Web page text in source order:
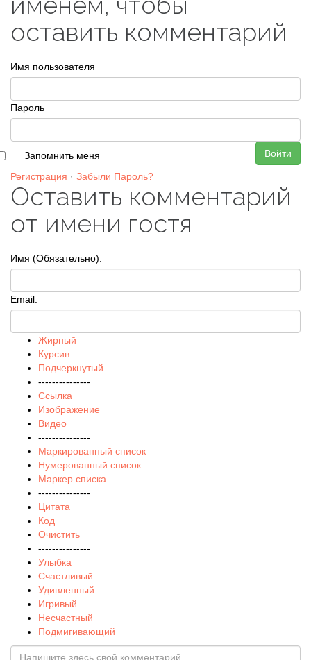
оставить комментарий
Имя пользователя
Пароль
Войти
Запомнить меня
Регистрация · Забыли Пароль?
Оставить комментарий
от имени гостя
Имя (Обязательно):
Email:
Жирный
Курсив
Подчеркнутый
---------------
Ссылка
Изображение
Видео
---------------
Маркированный список
Нумерованный список
Маркер списка
---------------
Цитата
Код
Очистить
---------------
Улыбка
Счастливый
Удивленный
Игривый
Несчастный
Подмигивающий